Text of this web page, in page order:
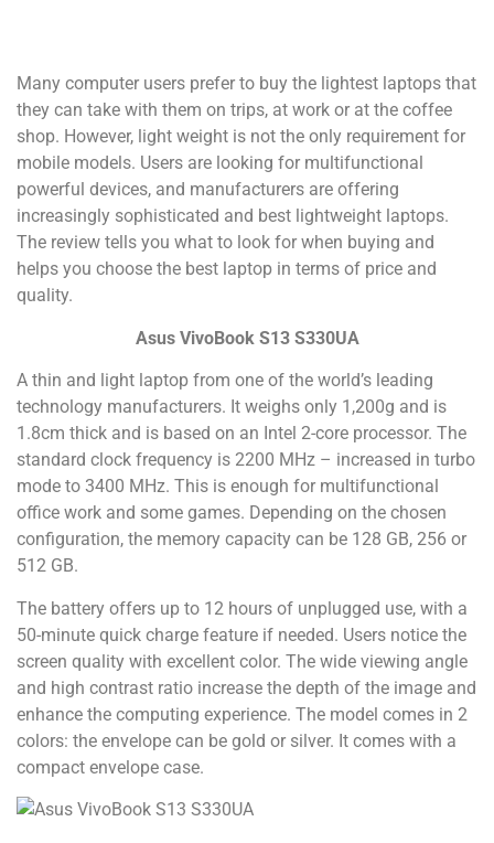
Many computer users prefer to buy the lightest laptops that
they can take with them on trips, at work or at the coffee
shop. However, light weight is not the only requirement for
mobile models. Users are looking for multifunctional
powerful devices, and manufacturers are offering
increasingly sophisticated and best lightweight laptops.
The review tells you what to look for when buying and
helps you choose the best laptop in terms of price and
quality.
Asus VivoBook S13 S330UA
A thin and light laptop from one of the world’s leading
technology manufacturers. It weighs only 1,200g and is
1.8cm thick and is based on an Intel 2-core processor. The
standard clock frequency is 2200 MHz – increased in turbo
mode to 3400 MHz. This is enough for multifunctional
office work and some games. Depending on the chosen
configuration, the memory capacity can be 128 GB, 256 or
512 GB.
The battery offers up to 12 hours of unplugged use, with a
50-minute quick charge feature if needed. Users notice the
screen quality with excellent color. The wide viewing angle
and high contrast ratio increase the depth of the image and
enhance the computing experience. The model comes in 2
colors: the envelope can be gold or silver. It comes with a
compact envelope case.